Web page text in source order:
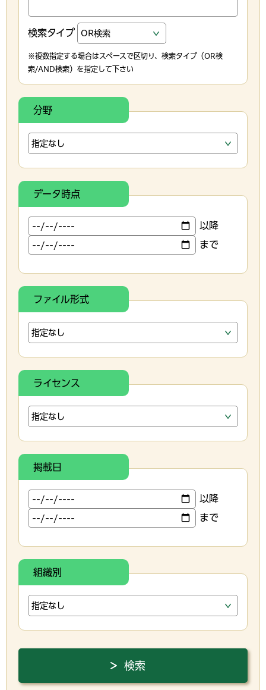
検索タイプ
※複数指定する場合はスペースで区切り、検索タイプ（OR検
索/AND検索）を指定して下さい
分野
データ時点
以降
まで
ファイル形式
ライセンス
掲載日
以降
まで
組織別